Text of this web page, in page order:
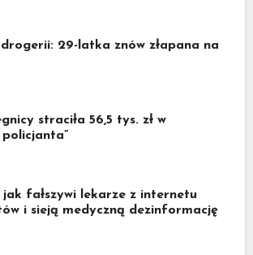
29-latka znów złapana na
straciła 56,5 tys. zł w
policjanta”
jak fałszywi lekarze z internetu
i sieją medyczną dezinformację